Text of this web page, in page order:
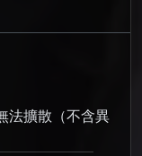
法擴散（不含異